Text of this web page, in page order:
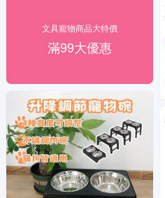
文具寵物商品大特價
滿99大優惠